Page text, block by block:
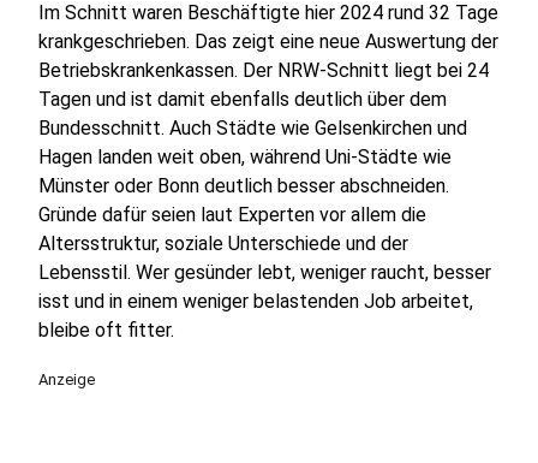
Im Schnitt waren Beschäftigte hier 2024 rund 32 Tage
krankgeschrieben. Das zeigt eine neue Auswertung der
Betriebskrankenkassen. Der NRW-Schnitt liegt bei 24
Tagen und ist damit ebenfalls deutlich über dem
Bundesschnitt. Auch Städte wie Gelsenkirchen und
Hagen landen weit oben, während Uni-Städte wie
Münster oder Bonn deutlich besser abschneiden.
Gründe dafür seien laut Experten vor allem die
Altersstruktur, soziale Unterschiede und der
Lebensstil. Wer gesünder lebt, weniger raucht, besser
isst und in einem weniger belastenden Job arbeitet,
bleibe oft fitter.
Anzeige